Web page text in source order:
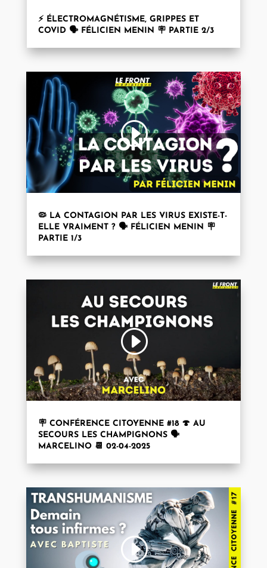
⚡ ÉLECTROMAGNÉTISME, GRIPPES ET
COVID 🗣️ FÉLICIEN MENIN 🪧 PARTIE 2/3
🦠 LA CONTAGION PAR LES VIRUS EXISTE-T-
ELLE VRAIMENT ? 🗣️ FÉLICIEN MENIN 🪧
PARTIE 1/3
🪧 CONFÉRENCE CITOYENNE #18 🍄 AU
SECOURS LES CHAMPIGNONS 🗣️
MARCELINO 📆 02-04-2025